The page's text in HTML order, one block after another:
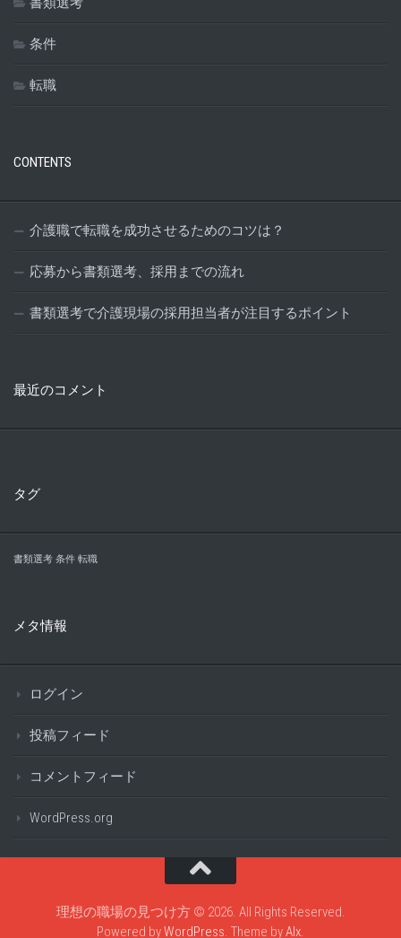
条件
転職
CONTENTS
介護職で転職を成功させるためのコツは？
応募から書類選考、採用までの流れ
書類選考で介護現場の採用担当者が注目するポイント
最近のコメント
タグ
書類選考 条件 転職
メタ情報
ログイン
投稿フィード
コメントフィード
WordPress.org
理想の職場の見つけ方 © 2026. All Rights Reserved.
Powered byWordPress. Theme byAlx.